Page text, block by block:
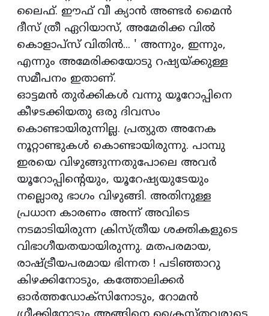
ലൈഫ്. ഈഫ് വീ ക്യാന്‍ അണ്ടര്‍ മൈന്‍
ദീസ് ത്രീ ഏറിയാസ്, അമേരിക്ക വില്‍
കൊളാപ്‌സ് വിതിന്‍... ' അന്നും, ഇന്നും,
എന്നും അമേരിക്കയോടു റഷ്യയ്ക്കുള്ള
സമീപനം ഇതാണ്.
ഓട്ടമന്‍ തുര്‍ക്കികള്‍ വന്നു യൂറോപ്പിനെ
കീഴടക്കിയതു ഒരു ദിവസം
കൊണ്ടായിരുന്നില്ല. പ്രത്യുത അനേക
നൂറ്റാണ്ടുകള്‍ കൊണ്ടായിരുന്നു. പാമ്പു
ഇരയെ വിഴുങ്ങുന്നതുപോലെ അവര്‍
യൂറോപ്പിന്റെയും, യൂറേഷ്യയുടേയും
നല്ലൊരു ഭാഗം വിഴുങ്ങി. അതിനുള്ള
പ്രധാന കാരണം അന്ന് അവിടെ
നടമാടിയിരുന്ന ക്രിസ്ത്രീയ ശക്തികളുടെ
വിഭാഗീയതയായിരുന്നു. മതപരമായ,
രാഷ്ട്രീയപരമായ ഭിന്നത ! പടിഞ്ഞാറു
കിഴക്കിനോടും, കത്തോലിക്കര്‍
ഓര്‍ത്തഡോക്‌സിനോടും, റോമന്‍